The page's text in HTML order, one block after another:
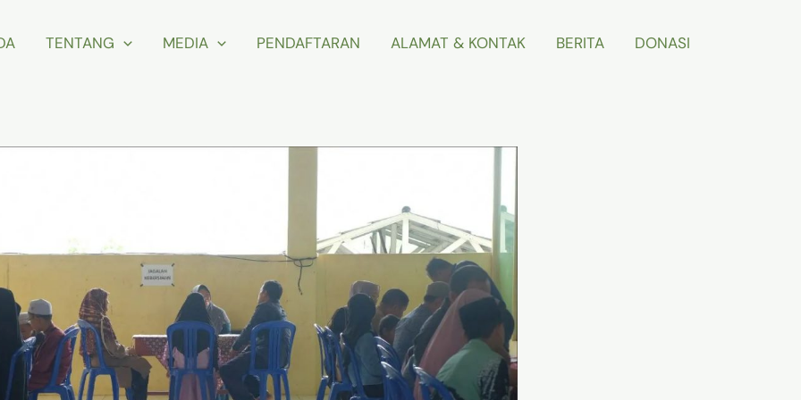
TENTANG MEDIA PENDAFTARAN ALAMAT & KONTAK BERITA DONASI